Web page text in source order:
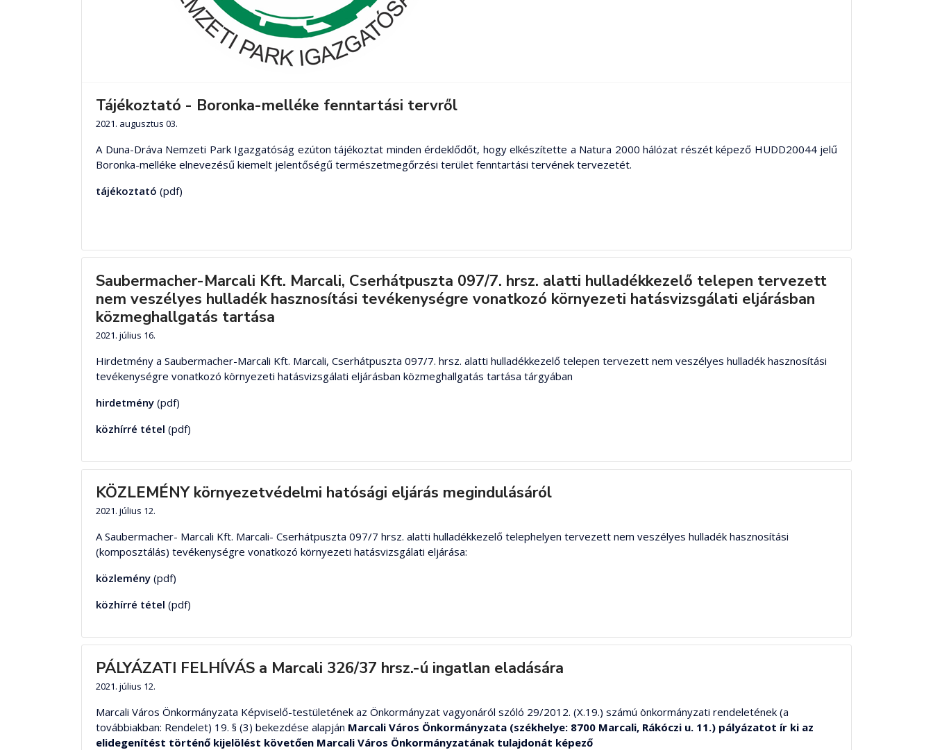
Tájékoztató - Boronka-melléke fenntartási tervről
2021. augusztus 03.
A Duna-Dráva Nemzeti Park Igazgatóság ezúton tájékoztat minden érdeklődőt, hogy elkészítette a Natura 2000 hálózat részét képező HUDD20044 jelű
Boronka-melléke elnevezésű kiemelt jelentőségű természetmegőrzési terület fenntartási tervének tervezetét.
tájékoztató (pdf)
Saubermacher-Marcali Kft. Marcali, Cserhátpuszta 097/7. hrsz. alatti hulladékkezelő telepen tervezett
nem veszélyes hulladék hasznosítási tevékenységre vonatkozó környezeti hatásvizsgálati eljárásban
közmeghallgatás tartása
2021. július 16.
Hirdetmény a Saubermacher-Marcali Kft. Marcali, Cserhátpuszta 097/7. hrsz. alatti hulladékkezelő telepen tervezett nem veszélyes hulladék hasznosítási
tevékenységre vonatkozó környezeti hatásvizsgálati eljárásban közmeghallgatás tartása tárgyában
hirdetmény (pdf)
közhírré tétel (pdf)
KÖZLEMÉNY környezetvédelmi hatósági eljárás megindulásáról
2021. július 12.
A Saubermacher- Marcali Kft. Marcali- Cserhátpuszta 097/7 hrsz. alatti hulladékkezelő telephelyen tervezett nem veszélyes hulladék hasznosítási
(komposztálás) tevékenységre vonatkozó környezeti hatásvizsgálati eljárása:
közlemény (pdf)
közhírré tétel (pdf)
PÁLYÁZATI FELHÍVÁS a Marcali 326/37 hrsz.-ú ingatlan eladására
2021. július 12.
Marcali Város Önkormányzata Képviselő-testületének az Önkormányzat vagyonáról szóló 29/2012. (X.19.) számú önkormányzati rendeletének (a
továbbiakban: Rendelet) 19. § (3) bekezdése alapján Marcali Város Önkormányzata (székhelye: 8700 Marcali, Rákóczi u. 11.) pályázatot ír ki az
elidegenítést történő kijelölést követően Marcali Város Önkormányzatának tulajdonát képező